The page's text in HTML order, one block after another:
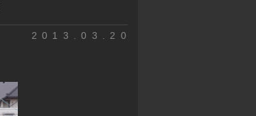
2013.03.20